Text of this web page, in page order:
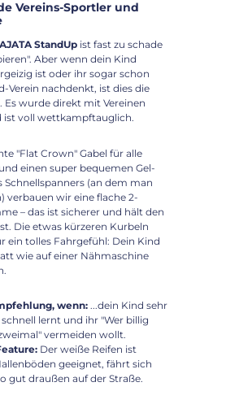
Vereins-Sportler und
AJATA StandUp ist fast zu schade
Aber wenn dein Kind
ist oder ihr sogar schon
Verein nachdenkt, ist dies die
Es wurde direkt mit Vereinen
voll wettkampftauglich.
"Flat Crown" Gabel für alle
einen super bequemen Gel-
Schnellspanners (an dem man
verbauen wir eine flache 2-
– das ist sicherer und hält den
Die etwas kürzeren Kurbeln
ein tolles Fahrgefühl: Dein Kind
wie auf einer Nähmaschine
wenn:...dein Kind sehr
lernt und ihr "Wer billig
vermeiden wollt.
Der weiße Reifen ist
geeignet, fährt sich
gut draußen auf der Straße.